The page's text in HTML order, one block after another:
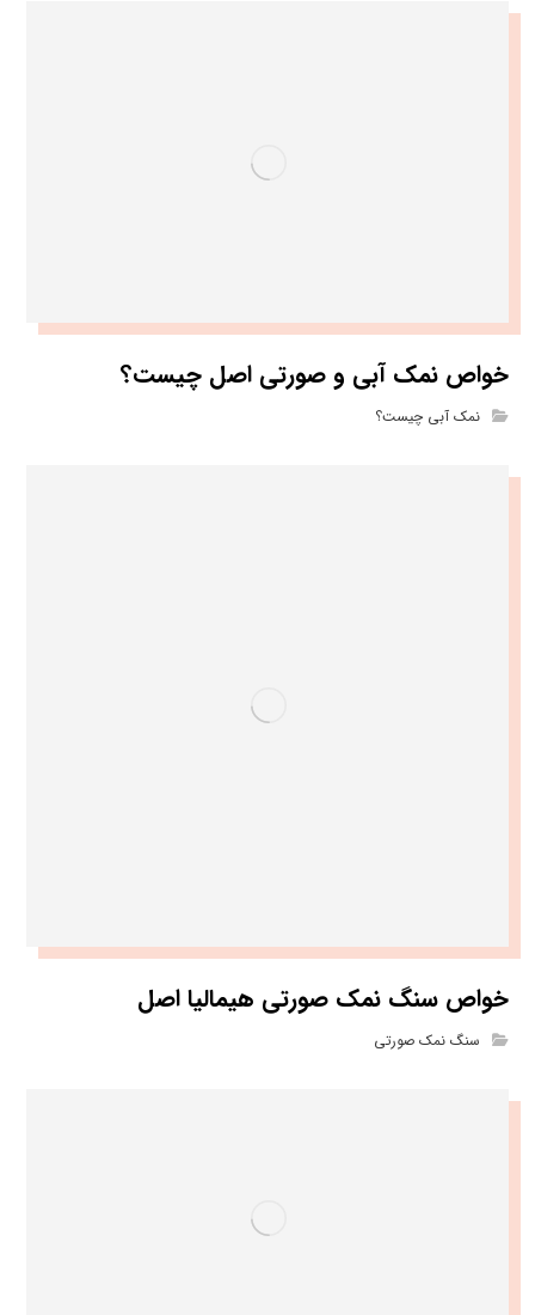
خواص نمک آبی و صورتی اصل چیست؟
نمک آبی چیست؟
خواص سنگ نمک صورتی هیمالیا اصل
سنگ نمک صورتی